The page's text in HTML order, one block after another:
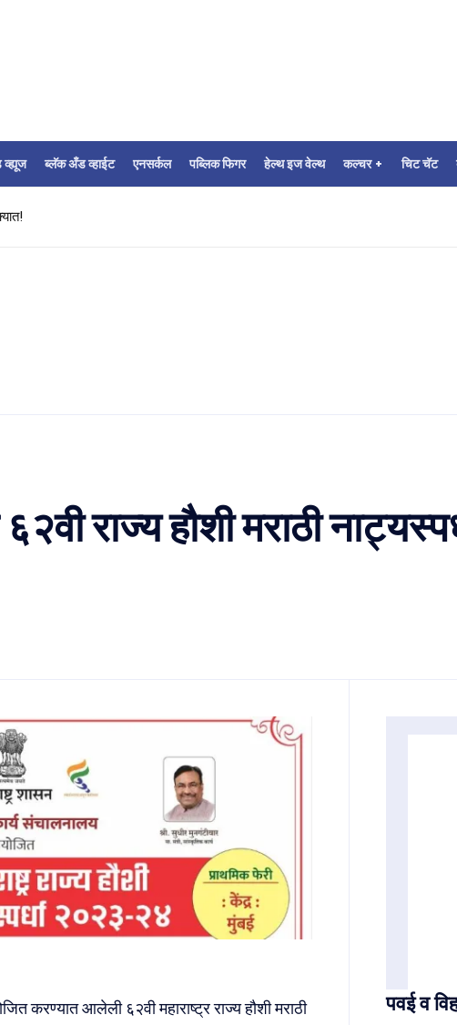
ब्लॅक अँड व्हाईट एनसर्कल पब्लिक फिगर हेल्थ इज वेल्थ कल्चर + चिट चॅट
राज्य हौशी मराठी
करण्यात आलेली ६२वी महाराष्ट्र राज्य हौशी मराठी
पवई व